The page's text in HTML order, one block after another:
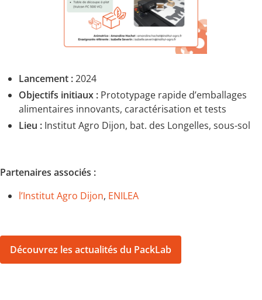
Lancement :2024
Objectifs initiaux : Prototypage rapide d’emballages
alimentaires innovants, caractérisation et tests
Lieu : Institut Agro Dijon, bat. des Longelles, sous-sol
Partenaires associés :
l’Institut Agro Dijon, ENILEA
Découvrez les actualités du PackLab